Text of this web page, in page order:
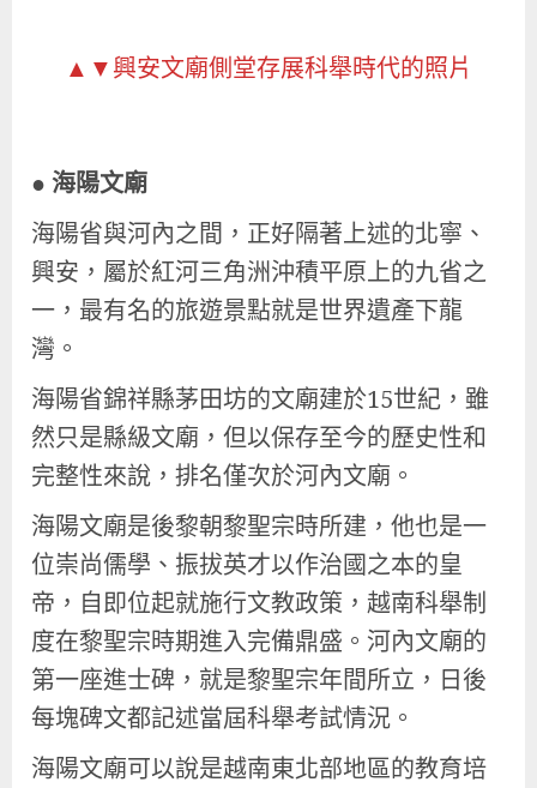
▲▼興安文廟側堂存展科舉時代的照片
● 海陽文廟
海陽省與河內之間，正好隔著上述的北寧、
興安，屬於紅河三角洲沖積平原上的九省之
一，最有名的旅遊景點就是世界遺產下龍
灣。
海陽省錦祥縣茅田坊的文廟建於15世紀，雖
然只是縣級文廟，但以保存至今的歷史性和
完整性來說，排名僅次於河內文廟。
海陽文廟是後黎朝黎聖宗時所建，他也是一
位崇尚儒學、振拔英才以作治國之本的皇
帝，自即位起就施行文教政策，越南科舉制
度在黎聖宗時期進入完備鼎盛。河內文廟的
第一座進士碑，就是黎聖宗年間所立，日後
每塊碑文都記述當屆科舉考試情況。
海陽文廟可以說是越南東北部地區的教育培